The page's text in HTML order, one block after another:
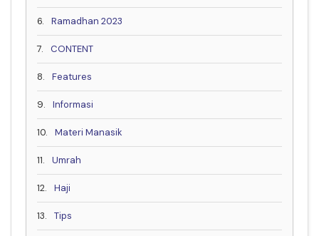
6. Ramadhan 2023
7. CONTENT
8. Features
9. Informasi
10. Materi Manasik
11. Umrah
12. Haji
13. Tips